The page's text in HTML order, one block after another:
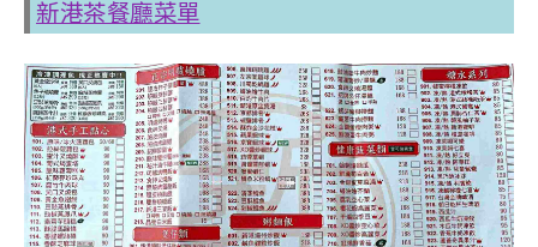
新港茶餐廳菜單